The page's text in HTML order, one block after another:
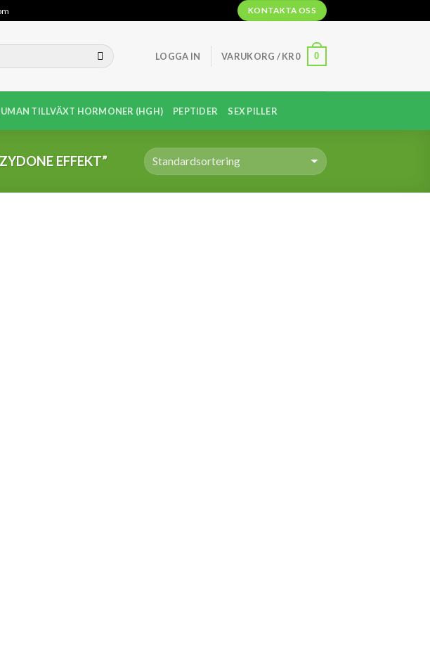
KONTAKTA OSS
LOGGA IN VARUKORG /KR0 0
TILLVÄXT HORMONER (HGH) PEPTIDER SEX PILLER
EFFEKT”